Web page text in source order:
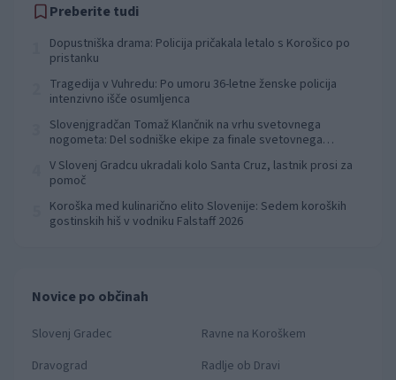
Preberite tudi
Dopustniška drama: Policija pričakala letalo s Korošico po
pristanku
Tragedija v Vuhredu: Po umoru 36-letne ženske policija
intenzivno išče osumljenca
Slovenjgradčan Tomaž Klančnik na vrhu svetovnega
nogometa: Del sodniške ekipe za finale svetovnega
V Slovenj Gradcu ukradali kolo Santa Cruz, lastnik prosi za
pomoč
Koroška med kulinarično elito Slovenije: Sedem koroških
gostinskih hiš v vodniku Falstaff 2026
Novice po občinah
Slovenj Gradec
Ravne na Koroškem
Dravograd
Radlje ob Dravi